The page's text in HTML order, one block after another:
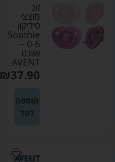
זוג
מוצצי
סיליקון
Soothie
0-6 –
אוונט
AVENT
₪37.90
הוספה
לסל